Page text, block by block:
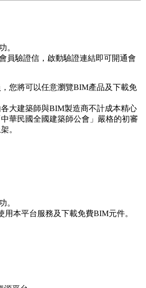
。
員驗證信，啟動驗證連結即可開通會
您將可以任意瀏覽BIM產品及下載免
大建築師與BIM製造商不計成本精心
華民國全國建築師公會」嚴格的初審
。
。
用本平台服務及下載免費BIM元件。